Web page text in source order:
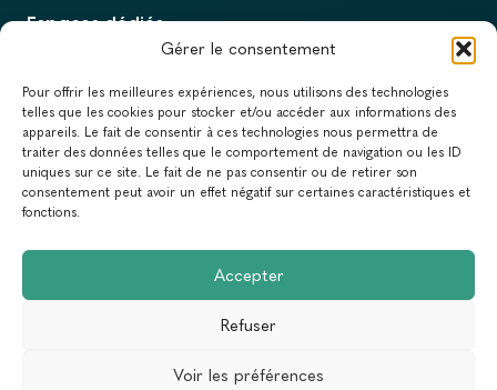
Gérer le consentement
Pour offrir les meilleures expériences, nous utilisons des technologies
telles que les cookies pour stocker et/ou accéder aux informations des
appareils. Le fait de consentir à ces technologies nous permettra de
traiter des données telles que le comportement de navigation ou les ID
uniques sur ce site. Le fait de ne pas consentir ou de retirer son
consentement peut avoir un effet négatif sur certaines caractéristiques et
fonctions.
Accepter
Refuser
Voir les préférences
Espaces dédiés
RECRUTEMENT
ACTUALITÉS
NEWSLETTER
Newsletter
Abonnez-vous à la newsletter du Réseau Action Climat.